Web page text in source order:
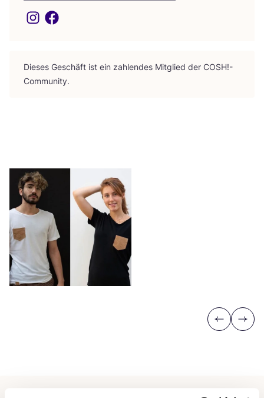
Die­ses Geschäft ist ein zah­len­des Mit­glied der COSH!-
Community.
Previous
Next